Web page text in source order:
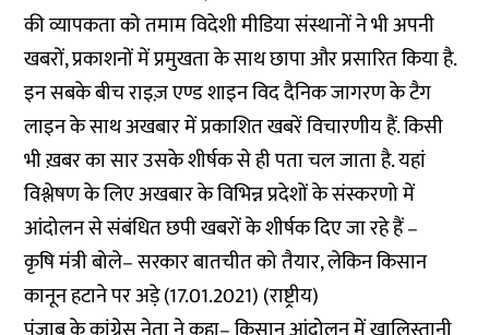
की व्यापकता को तमाम विदेशी मीडिया संस्थानों ने भी अपनी
खबरों, प्रकाशनों में प्रमुखता के साथ छापा और प्रसारित किया है.
इन सबके बीच राइज़ एण्ड शाइन विद दैनिक जागरण के टैग
लाइन के साथ अखबार में प्रकाशित खबरें विचारणीय हैं. किसी
भी ख़बर का सार उसके शीर्षक से ही पता चल जाता है. यहां
विश्लेषण के लिए अखबार के विभिन्न प्रदेशों के संस्करणो में
आंदोलन से संबंधित छपी खबरों के शीर्षक दिए जा रहे हैं –
कृषि मंत्री बोले– सरकार बातचीत को तैयार, लेकिन किसान
कानून हटाने पर अड़े(17.01.2021) (राष्ट्रीय)